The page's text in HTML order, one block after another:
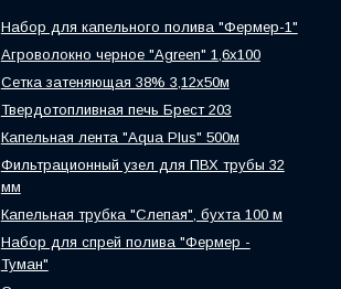
Набор для капельного полива "Фермер-1"
Агроволокно черное "Agreen" 1,6х100
Сетка затеняющая 38% 3,12х50м
Твердотопливная печь Брест 203
Капельная лента "Aqua Plus" 500м
Фильтрационный узел для ПВХ трубы 32
мм
Капельная трубка "Слепая", бухта 100 м
Набор для спрей полива "Фермер -
Туман"